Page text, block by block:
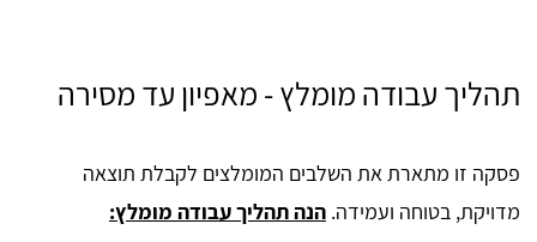
תהליך עבודה מומלץ - מאפיון עד מסירה
פסקה זו מתארת את השלבים המומלצים לקבלת תוצאה
מדויקת, בטוחה ועמידה. הנה תהליך עבודה מומלץ: